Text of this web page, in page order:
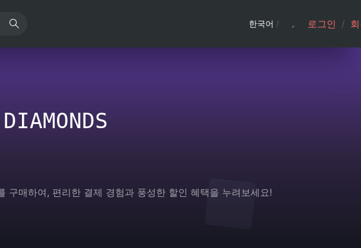
한국어 / 로그인 /
매하여, 편리한 결제 경험과 풍성한 할인 혜택을 누려보세요!